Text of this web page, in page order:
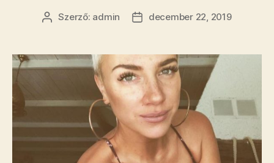
Bejegyzés
Szerző: admin
Bejegyzés
december 22, 2019